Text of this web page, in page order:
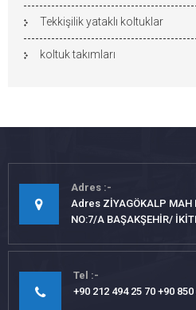
Tekkişilik yataklı koltuklar
koltuk takımları
Adres
Adres ZİYAGÖKALP MAH
NO:7/A BAŞAKŞEHİR/
Tel
+90 212 494 25 70 +90